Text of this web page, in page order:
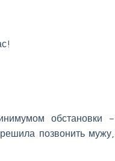
обстановки –
позвонить мужу,